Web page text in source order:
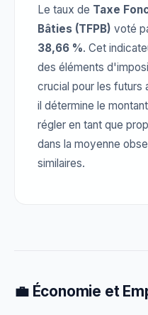
Le taux de Taxe
Bâties (TFPB) voté
38,66 %. Cet
des éléments
crucial pour les futurs
il détermine le
régler en tant que
dans la moyenne
similaires.
💼 Économie et